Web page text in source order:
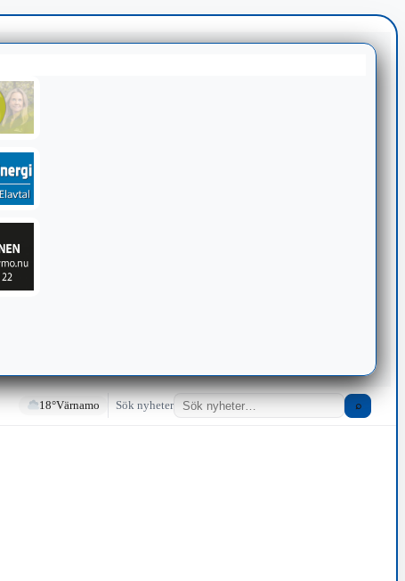
18°Värnamo Sök nyheter ⌕